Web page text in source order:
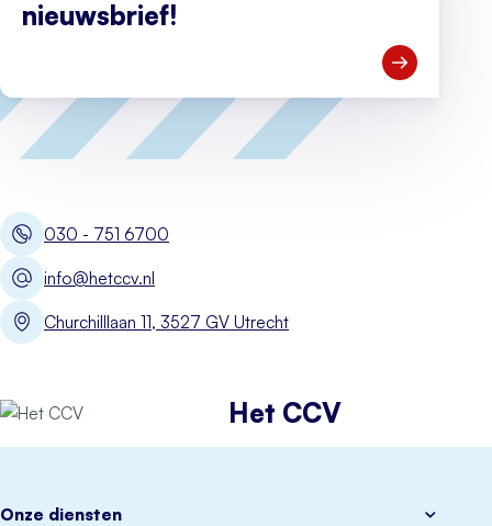
nieuwsbrief!
Open Meld
030 - 751 6700
info@hetccv.nl
Churchilllaan 11, 3527 GV Utrecht
Het CCV
Onze diensten